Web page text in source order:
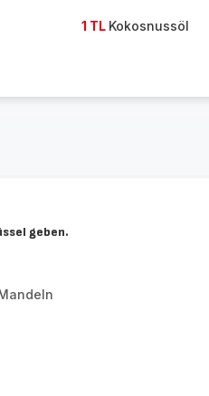
1 TL Kokosnussöl
geben.